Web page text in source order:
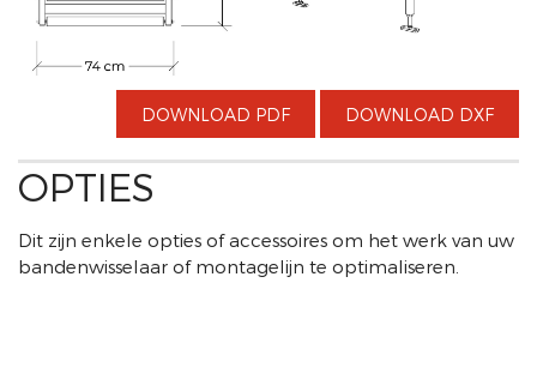
DOWNLOAD PDF DOWNLOAD DXF
OPTIES
Dit zijn enkele opties of accessoires om het werk van uw
bandenwisselaar of montagelijn te optimaliseren.